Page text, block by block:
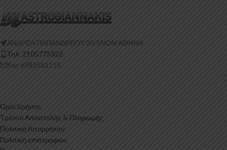
ΑΝΔΡΕΑ ΠΑΠΑΝΔΡΕΟΥ 20 ‘ΙΛΙΟΝ ΑΘΗΝΑ
Τηλ: 2105775322
Κιν: 6982551118
Όροι Χρήσης
Τρόποι Αποστολής & Πληρωμής
Πολιτική Απορρήτου
Πολιτική επιστροφών